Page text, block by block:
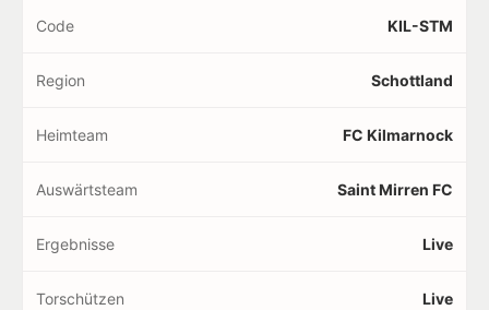
Code KIL-STM
Region Schottland
Heimteam FC Kilmarnock
Auswärtsteam Saint Mirren FC
Ergebnisse Live
Torschützen Live